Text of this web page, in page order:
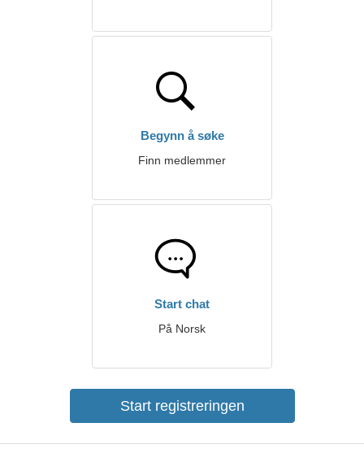
Begynn å søke
Finn medlemmer
Start chat
På Norsk
Start registreringen